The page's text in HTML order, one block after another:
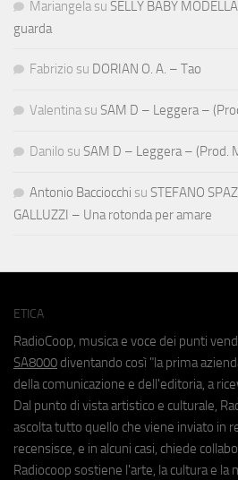
Mariangela su SELLY BABY
guarda
Fabrizio su DORIAN O. A. – Tao
Valentina su SAM D – Leggera –
Danilo su SAM D – Leggera – (Prod.
Antonio Bacciocchi su STEFANO
GALLUZZI – Una rotonda per amare
ETICA
RadioCoop, musica e voce dei punti
SA8000 diventando così "la prima
della comunicazione e dell'editoria, a
Dal punto di vista artistico e culturale,
ascolta tutto quello che viene inviato in
recensisce, e in alcuni casi, chiede
Radiocoop sostiene l'arte, la cultura e la